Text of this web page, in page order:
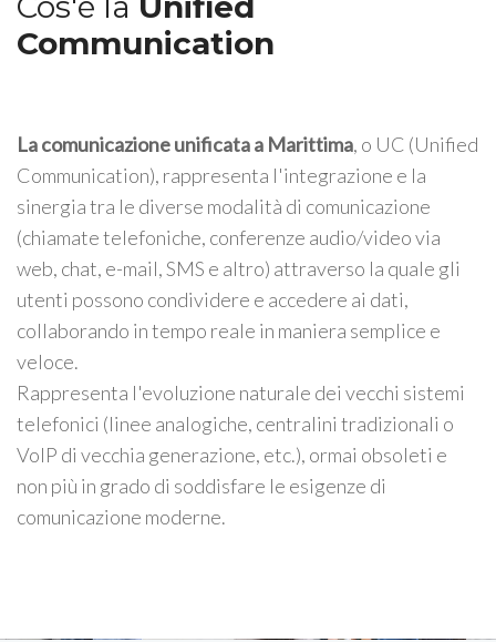
Communication
La comunicazione unificata a Marittima, o UC (Unified
Communication), rappresenta l'integrazione e la
sinergia tra le diverse modalità di comunicazione
(chiamate telefoniche, conferenze audio/video via
web, chat, e-mail, SMS e altro) attraverso la quale gli
utenti possono condividere e accedere ai dati,
collaborando in tempo reale in maniera semplice e
veloce.
Rappresenta l'evoluzione naturale dei vecchi sistemi
telefonici (linee analogiche, centralini tradizionali o
VoIP di vecchia generazione, etc.), ormai obsoleti e
non più in grado di soddisfare le esigenze di
comunicazione moderne.